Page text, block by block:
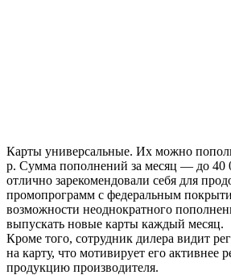
Карты универсальные. Их можно
р. Сумма пополнений за месяц — до 40
отлично зарекомендовали себя для
промопрограмм с федеральным
возможности неоднократного
выпускать новые карты каждый месяц.
Кроме того, сотрудник дилера видит
на карту, что мотивирует его активнее
продукцию производителя.